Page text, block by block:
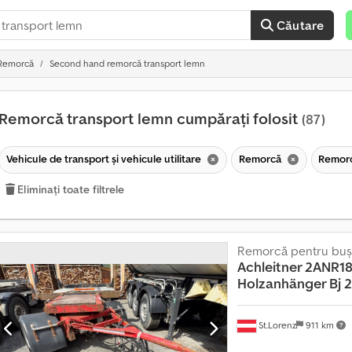
Căutare
Second hand remorcă transport lemn
Remorcă transport lemn cumpărați folosit (87)
Vehicule de transport şi vehicule utilitare Remorcă
Eliminați toate filtrele
St.Lorenz 911 km
Remorcă pentru
Achleitner
Holzanhänger Bj
V
â
n
r